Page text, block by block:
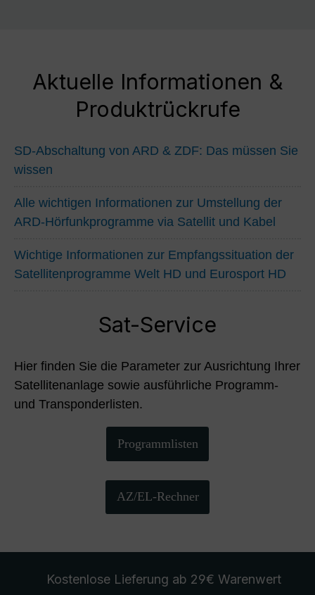
Aktuelle Informationen &
Produktrückrufe
SD-Abschaltung von ARD & ZDF: Das müssen Sie
wissen
Alle wichtigen Informationen zur Umstellung der
ARD-Hörfunkprogramme via Satellit und Kabel
Wichtige Informationen zur Empfangssituation der
Satellitenprogramme Welt HD und Eurosport HD
Sat-Service
Hier finden Sie die Parameter zur Ausrichtung Ihrer
Satellitenanlage sowie ausführliche Programm-
und Transponderlisten.
Programmlisten
AZ/EL-Rechner
Kostenlose Lieferung ab 29€ Warenwert